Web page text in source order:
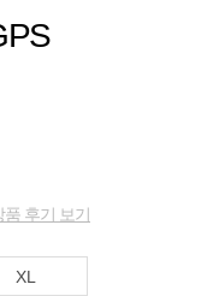
품 후기 보기
XL